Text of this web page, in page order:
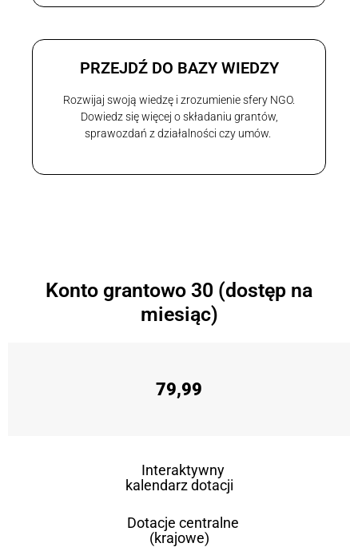
PRZEJDŹ DO BAZY WIEDZY
Rozwijaj swoją wiedzę i zrozumienie sfery NGO.
Dowiedz się więcej o składaniu grantów,
sprawozdań z działalności czy umów.
Konto grantowo 30 (dostęp na
miesiąc)
79,99
Interaktywny
kalendarz dotacji
Dotacje centralne
(krajowe)